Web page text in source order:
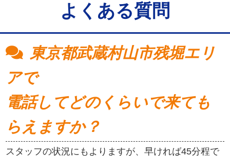
よくある質問
東京都武蔵村山市残堀エリ
アで
電話してどのくらいで来ても
らえますか？
スタッフの状況にもよりますが、早ければ45分程で